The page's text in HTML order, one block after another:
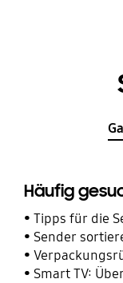
Häufig
Tipps für die
Sender
Smart TV: